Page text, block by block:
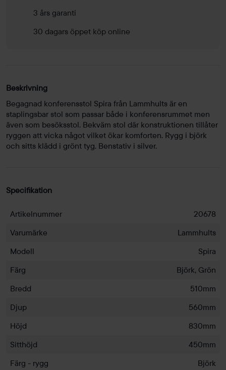
3 års garanti
30 dagars öppet köp online
Beskrivning
Begagnad konferensstol Spira från Lammhults är en
staplingsbar stol som passar både i konferensrummet men
även som besöksstol. Bekväm stol där konstruktionen tillåter
ryggen att vicka något vilket ökar komforten. Rygg i björk
och sitts klädd i grönt tyg. Benstativ i silver.
Specifikation
Artikelnummer
20678
Varumärke
Lammhults
Modell
Spira
Färg
Björk, Grön
Bredd
510mm
Djup
560mm
Höjd
830mm
Sitthöjd
450mm
Färg - rygg
Björk